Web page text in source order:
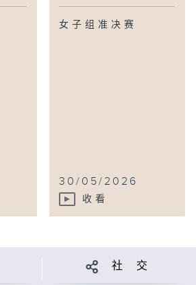
女子组准决赛
30/05/2026
收看
社 交